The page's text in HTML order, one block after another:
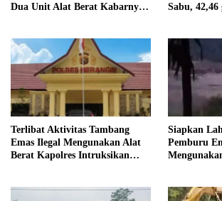
Dua Unit Alat Berat Kabarnya
Sabu,
Terlibat Aktivitas Tambang
Emas Ilegal Mengunakan Alat
Berat Kapolres Intruksikan
Tanjung Mudo
Siapkan
Pemburu
Terancam di